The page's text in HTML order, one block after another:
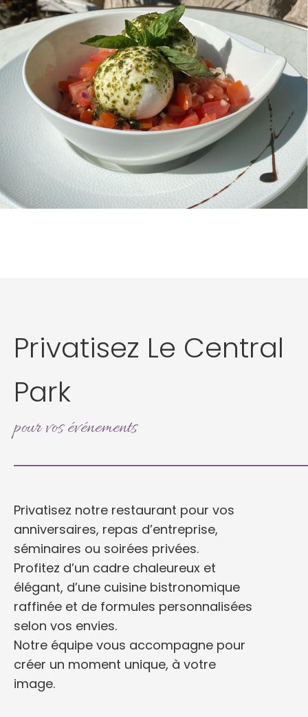
Privatisez Le Central
Park
pour vos événements
Privatisez notre restaurant pour vos
anniversaires, repas d’entreprise,
séminaires ou soirées privées.
Profitez d’un cadre chaleureux et
élégant, d’une cuisine bistronomique
raffinée et de formules personnalisées
selon vos envies.
Notre équipe vous accompagne pour
créer un moment unique, à votre
image.